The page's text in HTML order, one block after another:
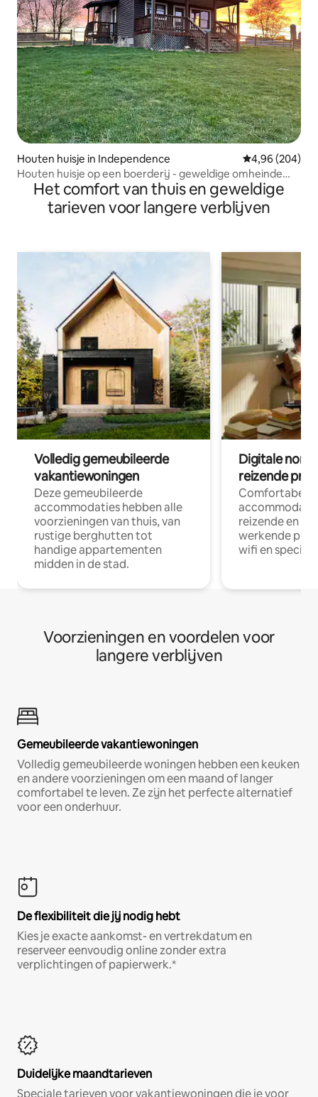
Houten huisje in Independence Gemiddelde
4,96 (204)
Houten huisje op een boerderij - geweldige omheinde
tuin!Het comfort van thuis en geweldige
tarieven voor langere verblijven
Volledig gemeubileerde
vakantiewoningen
Deze gemeubileerde
accommodaties hebben alle
voorzieningen van thuis, van
rustige berghutten tot
handige appartementen
midden in de stad.
Digitale
reizende
Comfortabele
reizende en
werkende
wifi en
Voorzieningen en voordelen voor
langere verblijven
Gemeubileerde vakantiewoningen
Volledig gemeubileerde woningen hebben een keuken
en andere voorzieningen om een maand of langer
comfortabel te leven. Ze zijn het perfecte alternatief
voor een onderhuur.
De flexibiliteit die jij nodig hebt
Kies je exacte aankomst- en vertrekdatum en
reserveer eenvoudig online zonder extra
verplichtingen of papierwerk.*
Duidelijke maandtarieven
Speciale tarieven voor vakantiewoningen die je voor